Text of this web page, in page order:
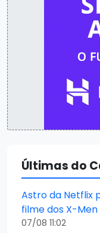
Últimas do
Astro da Netflix
filme dos X-Men
07/08 11:02